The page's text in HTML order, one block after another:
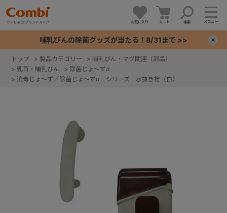
お気に入り カート 検索 メニュー
哺乳びんの除菌グッズが当たる！8/31まで >>
トップ > 製品カテゴリー > 哺乳びん・マグ関連（部品）
> 乳首・哺乳びん > 除菌じょ～ずα
> 消毒じょ～ず／除菌じょ～ずα シリーズ 水抜き栓（白）